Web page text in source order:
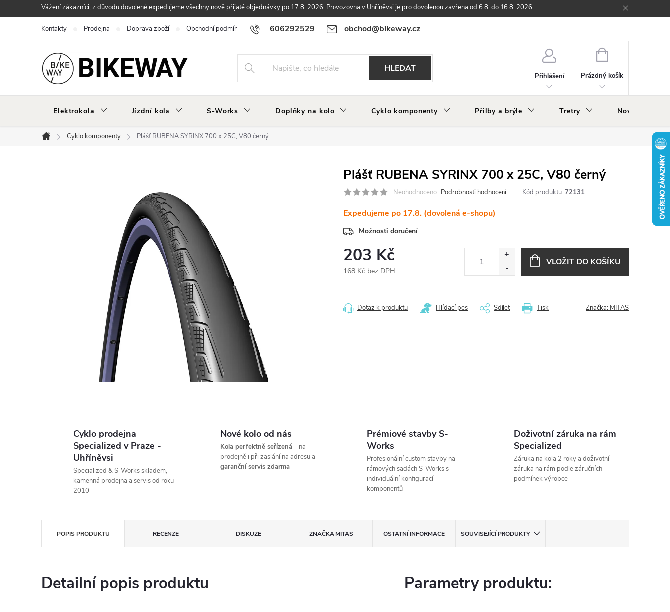
na
Vážení zákazníci, z důvodu dovolené expedujeme všechny nově přijaté objednávky po 17.8. 2026. Provozovna v Uhříněvsi je pro dovolenou zavřena od 6.8. do 16.8. 2026.
606292529 obchod@bikeway.cz
Kontakty Prodejna Doprava zboží Obchodní podmínky Podmínky ochrany osobních údajů Vrácení a reklamace zboží
HLEDAT
Přihlášení
NÁKUPNÍ
Prázdný košík
Elektrokola Jízdní kola S-Works Doplňky na kolo Cyklo komponenty Přilby a brýle Tretry Nově v
Domů
Cyklo komponenty Plášť RUBENA SYRINX 700 x 25C, V80 černý
Plášť RUBENA SYRINX 700 x 25C, V80 černý
Neohodnoceno Podrobnosti hodnocení Kód produktu: 72131
Expedujeme po 17.8. (dovolená e-shopu)
Možnosti doručení
203 Kč
168 Kč bez DPH
cena:
VLOŽIT DO KOŠÍKU
Tisk
Dotaz k produktu Hlídací pes Sdílet Značka: MITAS
Cyklo prodejna
Specialized v Praze -
Uhříněvsi
Specialized & S-Works skladem,
kamenná prodejna a servis od roku
2010
Nové kolo od nás
Kola perfektně seřízená– na
prodejně i při zaslání na adresu a
garanční servis zdarma
Prémiové stavby S-
Works
Profesionální custom stavby na
rámových sadách S-Works s
individuální konfigurací
komponentů
Doživotní záruka na rám
Specialized
Záruka na kola 2 roky a doživotní
záruka na rám podle záručních
podmínek výrobce
POPIS PRODUKTU RECENZE DISKUZE ZNAČKA MITAS OSTATNÍ INFORMACE SOUVISEJÍCÍ PRODUKTY
Detailní popis produktu Parametry produktu: